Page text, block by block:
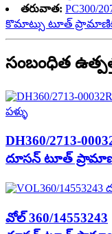
తరువాత: PC300/
కొమాట్సు టూత్
సంబంధిత
DH360/2713-
దూసన్ టూత్
వోల్ 360/14553243